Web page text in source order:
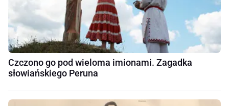
Czczono go pod wieloma imionami. Zagadka
słowiańskiego Peruna